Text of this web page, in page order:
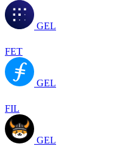
GEL
FET
GEL
FIL
GEL